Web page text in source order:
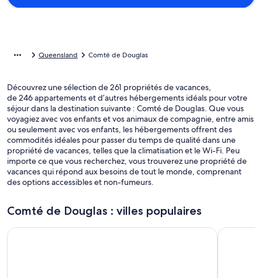
Queensland Comté de Douglas
Découvrez une sélection de 261 propriétés de vacances,
de 246 appartements et d’autres hébergements idéals pour votre
séjour dans la destination suivante : Comté de Douglas. Que vous
voyagiez avec vos enfants et vos animaux de compagnie, entre amis
ou seulement avec vos enfants, les hébergements offrent des
commodités idéales pour passer du temps de qualité dans une
propriété de vacances, telles que la climatisation et le Wi-Fi. Peu
importe ce que vous recherchez, vous trouverez une propriété de
vacances qui répond aux besoins de tout le monde, comprenant
des options accessibles et non-fumeurs.
Comté de Douglas : villes populaires
Port Douglas Craiglie